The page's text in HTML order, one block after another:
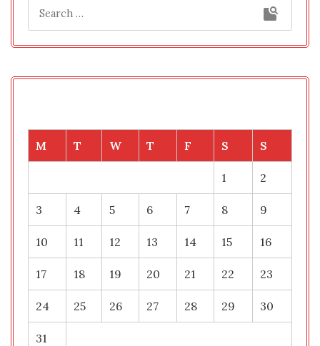
M T W T F S S
1 2
3 4 5 6 7 8 9
10 11 12 13 14 15 16
17 18 19 20 21 22 23
24 25 26 27 28 29 30
31